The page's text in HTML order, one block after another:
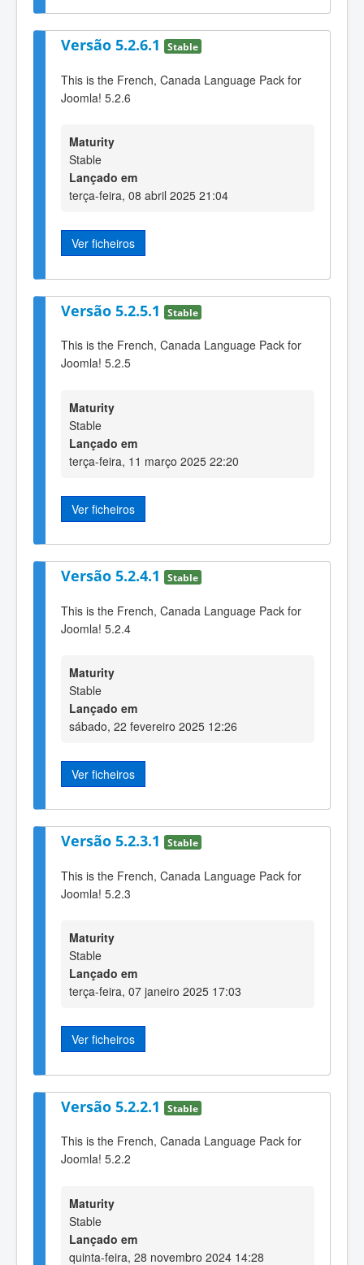
Versão 5.2.6.1 Stable
This is the French, Canada Language Pack for
Joomla! 5.2.6
Maturity
Stable
Lançado em
terça-feira, 08 abril 2025 21:04
Ver ficheiros
Versão 5.2.5.1 Stable
This is the French, Canada Language Pack for
Joomla! 5.2.5
Maturity
Stable
Lançado em
terça-feira, 11 março 2025 22:20
Ver ficheiros
Versão 5.2.4.1 Stable
This is the French, Canada Language Pack for
Joomla! 5.2.4
Maturity
Stable
Lançado em
sábado, 22 fevereiro 2025 12:26
Ver ficheiros
Versão 5.2.3.1 Stable
This is the French, Canada Language Pack for
Joomla! 5.2.3
Maturity
Stable
Lançado em
terça-feira, 07 janeiro 2025 17:03
Ver ficheiros
Versão 5.2.2.1 Stable
This is the French, Canada Language Pack for
Joomla! 5.2.2
Maturity
Stable
Lançado em
quinta-feira, 28 novembro 2024 14:28